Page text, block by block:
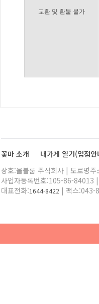
교환 및 환불 불가
꽃마 소개 내가게 열기(입점안
상호:올블룸 주식회사 | 도로명
사업자등록번호:105-86-84013
대표전화:1644-8422 | 팩스:043-